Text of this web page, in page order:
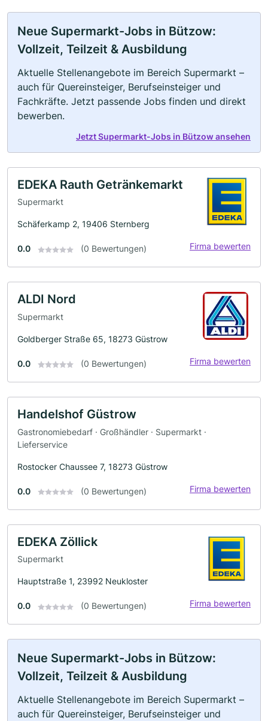
Neue Supermarkt-Jobs in Bützow:
Vollzeit, Teilzeit & Ausbildung
Aktuelle Stellenangebote im Bereich Supermarkt –
auch für Quereinsteiger, Berufseinsteiger und
Fachkräfte. Jetzt passende Jobs finden und direkt
bewerben.
Jetzt Supermarkt-Jobs in Bützow ansehen
EDEKA Rauth Getränkemarkt
Supermarkt
Schäferkamp 2, 19406 Sternberg
0.0 (0 Bewertungen) Firma bewerten
ALDI Nord
Supermarkt
Goldberger Straße 65, 18273 Güstrow
0.0 (0 Bewertungen) Firma bewerten
Handelshof Güstrow
Gastronomiebedarf · Großhändler · Supermarkt ·
Lieferservice
Rostocker Chaussee 7, 18273 Güstrow
0.0 (0 Bewertungen) Firma bewerten
EDEKA Zöllick
Supermarkt
Hauptstraße 1, 23992 Neukloster
0.0 (0 Bewertungen) Firma bewerten
Neue Supermarkt-Jobs in Bützow:
Vollzeit, Teilzeit & Ausbildung
Aktuelle Stellenangebote im Bereich Supermarkt –
auch für Quereinsteiger, Berufseinsteiger und